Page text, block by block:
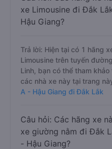
xe Limousine đi Đắk
Hậu Giang?
Trả lời: Hiện tại có 1 hãng
Limousine trên tuyến
Linh, bạn có thể tham
các nhà xe này tại trang
A - Hậu Giang đi Đắk Lắk
Câu hỏi: Các hãng xe
xe giường nằm đi Đắk
- Hậu Giang?